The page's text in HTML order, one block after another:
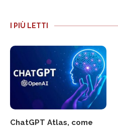
I PIÙ LETTI
ChatGPT Atlas, come